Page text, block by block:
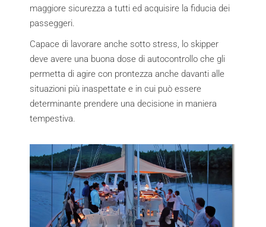
maggiore sicurezza a tutti ed acquisire la fiducia dei
passeggeri.
Capace di lavorare anche sotto stress, lo skipper
deve avere una buona dose di autocontrollo che gli
permetta di agire con prontezza anche davanti alle
situazioni più inaspettate e in cui può essere
determinante prendere una decisione in maniera
tempestiva.